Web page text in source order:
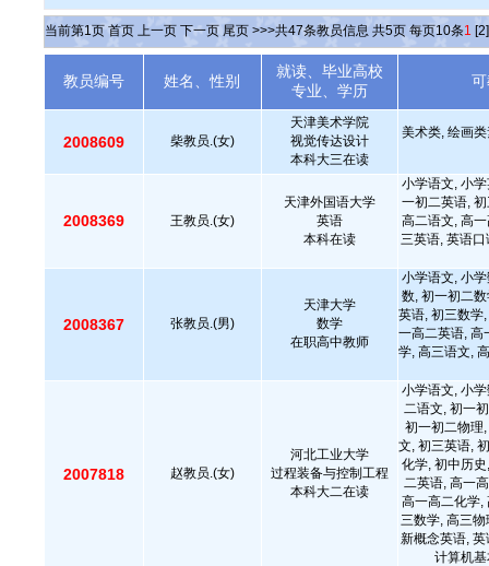
当前第1页 首页 上一页 下一页 尾页 >>>共47条教员信息 共5页 每页10条1 [2]
教员编号 姓名、性别
就读、毕业高校
专业、学历
2008609 柴教员.(女)
天津美术学院
视觉传达设计
本科大三在读
美术类, 绘画
2008369 王教员.(女)
天津外国语大学
英语
本科在读
小学语文, 小
一初二英语,
高二语文, 高
三英语, 英语
2008367 张教员.(男)
天津大学
数学
在职高中教师
小学语文, 小
数, 初一初二
英语, 初三数学
一高二英语, 高
学, 高三语文,
2007818 赵教员.(女)
河北工业大学
过程装备与控制工程
本科大二在读
小学语文, 小
二语文, 初一
初一初二物理
文, 初三英语,
化学, 初中历
二英语, 高一
高一高二化学,
三数学, 高三
新概念英语,
计算机